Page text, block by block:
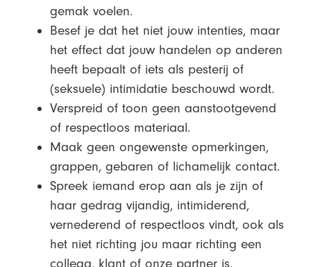
gemak voelen.
Besef je dat het niet jouw intenties, maar
het effect dat jouw handelen op anderen
heeft bepaalt of iets als pesterij of
(seksuele) intimidatie beschouwd wordt.
Verspreid of toon geen aanstootgevend
of respectloos materiaal.
Maak geen ongewenste opmerkingen,
grappen, gebaren of lichamelijk contact.
Spreek iemand erop aan als je zijn of
haar gedrag vijandig, intimiderend,
vernederend of respectloos vindt, ook als
het niet richting jou maar richting een
collega, klant of onze partner is.